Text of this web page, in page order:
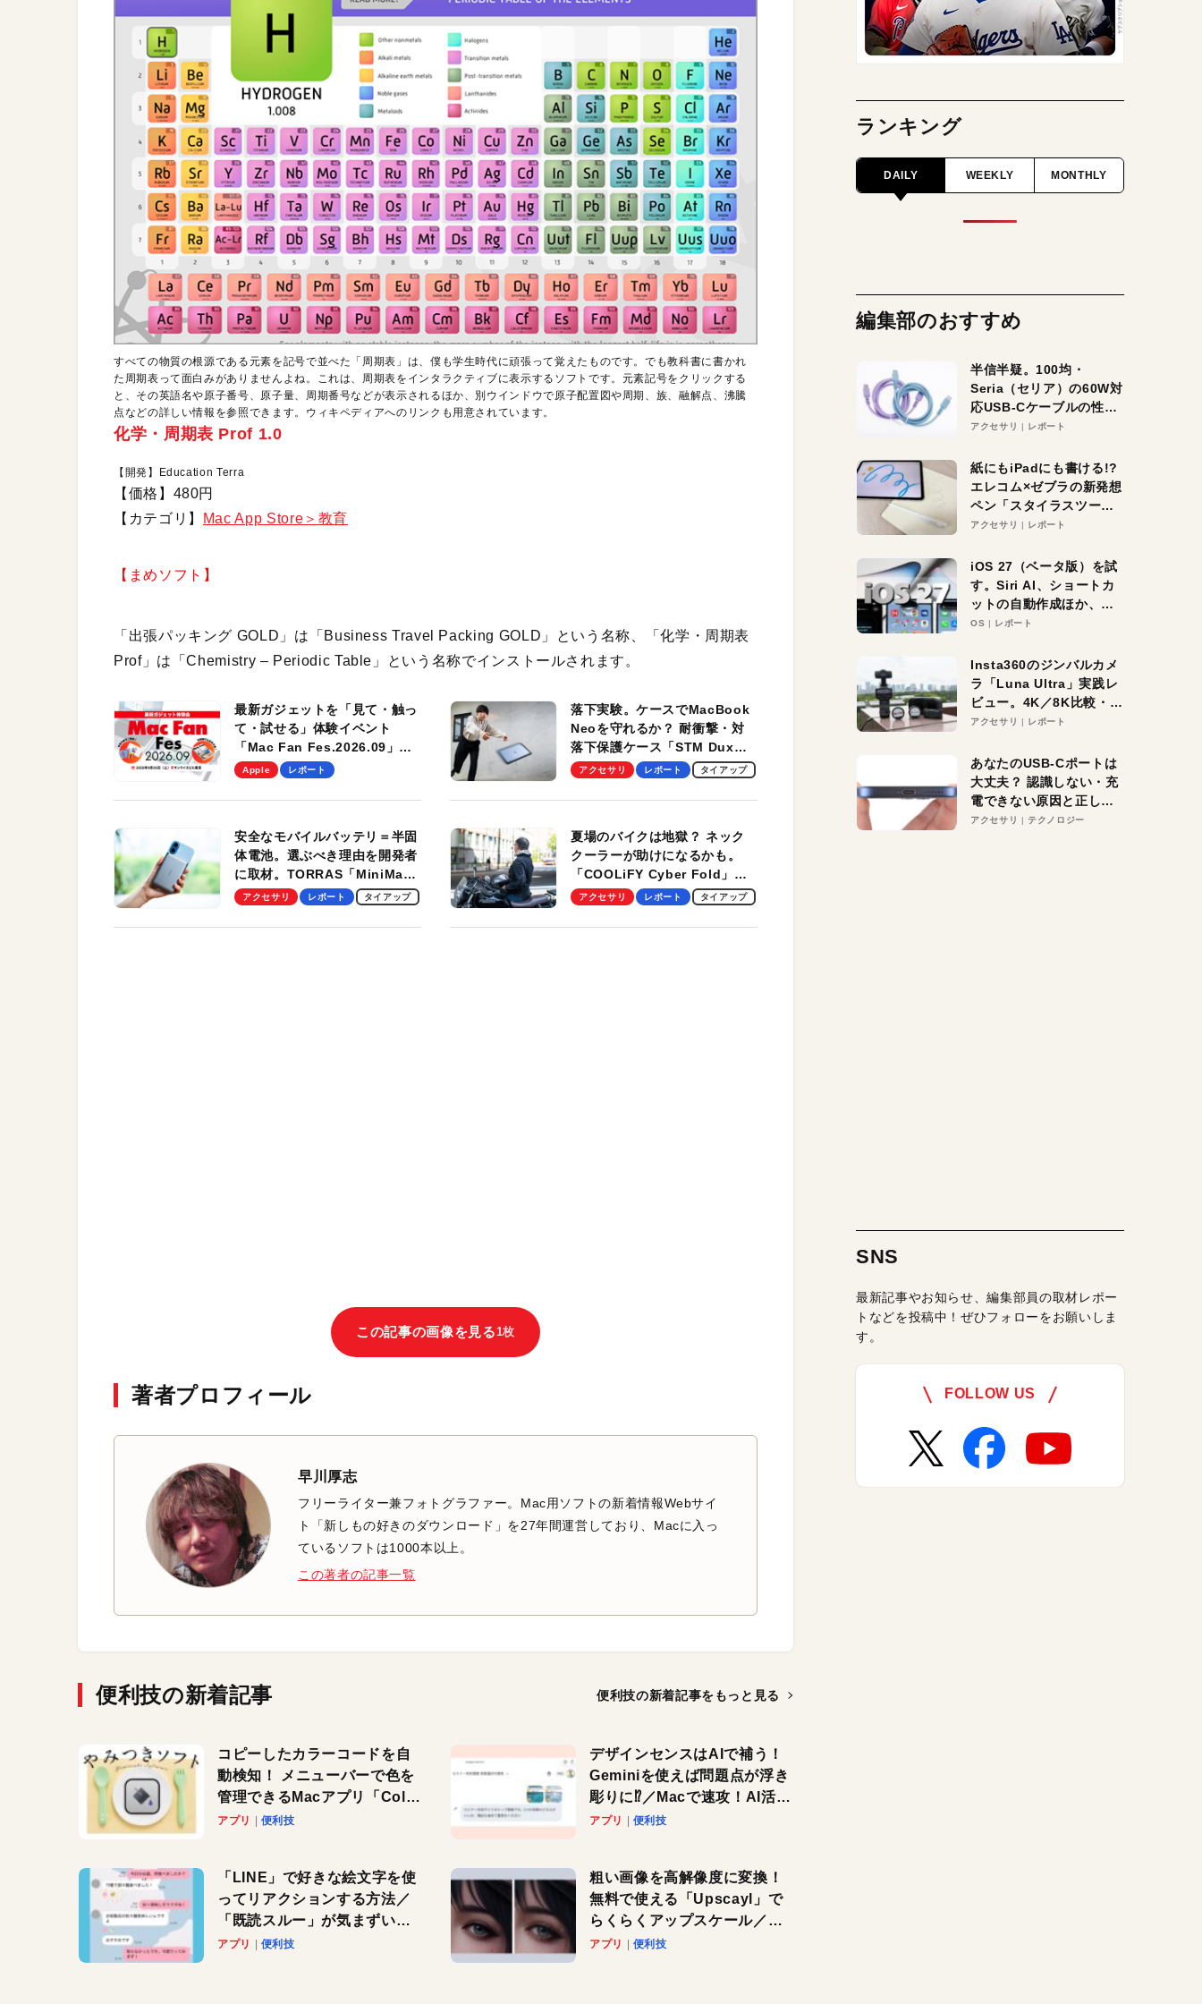
すべての物質の根源である元素を記号で並べた「周期表」は、僕も学生時代に頑張って覚えたものです。でも教科書に書かれ
た周期表って面白みがありませんよね。これは、周期表をインタラクティブに表示するソフトです。元素記号をクリックする
と、その英語名や原子番号、原子量、周期番号などが表示されるほか、別ウインドウで原子配置図や周期、族、融解点、沸騰
点などの詳しい情報を参照できます。ウィキペディアへのリンクも用意されています。
化学・周期表 Prof 1.0
【開発】Education Terra
【価格】480円
【カテゴリ】
Mac App Store＞教育
【まめソフト】
「出張パッキング GOLD」は「Business Travel Packing GOLD」という名称、「化学・周期表
Prof」は「Chemistry – Periodic Table」という名称でインストールされます。
最新ガジェットを「見て・触っ
て・試せる」体験イベント
「Mac Fan Fes.2026.09」
を、9月26日（土）に開催しま
Apple レポート
落下実験。ケースでMacBook
Neoを守れるか？ 耐衝撃・対
落下保護ケース「STM Dux
Ultra」を検証。学生、ビジネ
適！
アクセサリ レポート タイアップ
安全なモバイルバッテリ＝半固
体電池。選ぶべき理由を開発者
に取材。TORRAS「MiniMag
Pro」の実機レビューも
アクセサリ レポート タイアップ
夏場のバイクは地獄？ ネック
クーラーが助けになるかも。
「COOLiFY Cyber Fold」レ
ビュー。冷却の速さ、密着する
性がグッド！
アクセサリ レポート タイアップ
この記事の画像を見る1枚
著者プロフィール
早川厚志
フリーライター兼フォトグラファー。Mac用ソフトの新着情報Webサイ
ト「新しもの好きのダウンロード」を27年間運営しており、Macに入っ
ているソフトは1000本以上。
この著者の記事一覧
便利技の新着記事 便利技の新着記事をもっと見る
コピーしたカラーコードを自
動検知！ メニューバーで色を
管理できるMacアプリ「Color
Copy Bucket」
アプリ 便利技
デザインセンスはAIで補う！
Geminiを使えば問題点が浮き
彫りに⁉︎／Macで速攻！AI活用
テク
アプリ 便利技
「LINE」で好きな絵文字を使
ってリアクションする方法／
「既読スルー」が気まずいと
きに便利です！
アプリ 便利技
粗い画像を高解像度に変換！
無料で使える「Upscayl」で
らくらくアップスケール／
Macで速攻！AI活用テク
アプリ 便利技
ランキング
DAILY WEEKLY MONTHLY
編集部のおすすめ
半信半疑。100均・
Seria（セリア）の60W対
応USB-Cケーブルの性能
を検証。超コスパの1本を
アクセサリ レポート
紙にもiPadにも書ける!?
エレコム×ゼブラの新発想
ペン「スタイラスツーウ
ェイ」レビュー。持ち替
アクセサリ レポート
iOS 27（ベータ版）を試
す。Siri AI、ショートカ
ットの自動作成ほか、期
待大の便利機能5選。
る未来はすぐそこ！
OS レポート
Insta360のジンバルカメ
ラ「Luna Ultra」実践レ
ビュー。4K／8K比較・ズ
ーム・夜間撮影をチェッ
アクセサリ レポート
あなたのUSB-Cポートは
大丈夫？ 認識しない・充
電できない原因と正しい
対策
アクセサリ テクノロジー
SNS
最新記事やお知らせ、編集部員の取材レポー
トなどを投稿中！ぜひフォローをお願いしま
す。
FOLLOW US